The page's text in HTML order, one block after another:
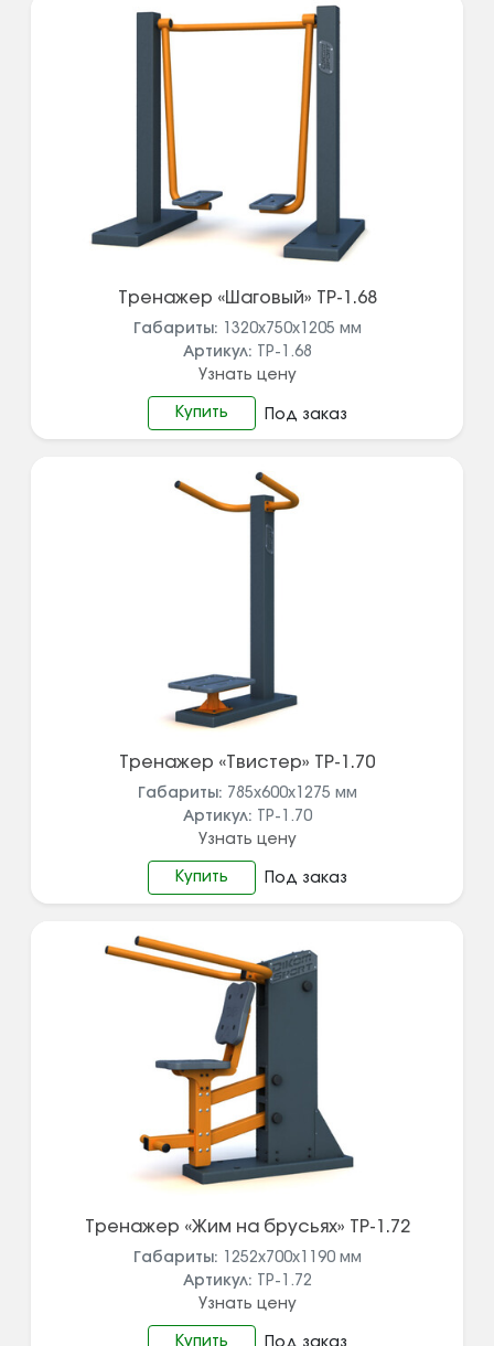
Тренажер «Шаговый» ТР-1.68
Габариты: 1320х750х1205 мм
Артикул: ТР-1.68
Узнать цену
Купить Под заказ
Тренажер «Твистер» ТР-1.70
Габариты: 785х600х1275 мм
Артикул: ТР-1.70
Узнать цену
Купить Под заказ
Тренажер «Жим на брусьях» ТР-1.72
Габариты: 1252х700х1190 мм
Артикул: ТР-1.72
Узнать цену
Купить Под заказ